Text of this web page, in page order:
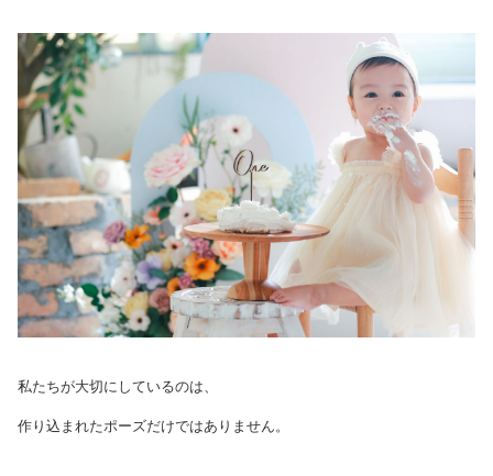
私たちが大切にしているのは、
作り込まれたポーズだけではありません。